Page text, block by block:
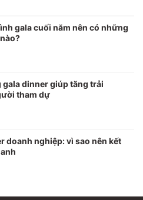
gala cuối năm nên có những
gala dinner giúp tăng trải
tham dự
doanh nghiệp: vì sao nên kết